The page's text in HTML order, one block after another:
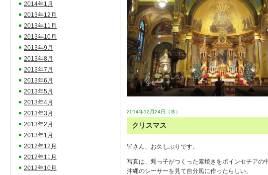
2014年12月24日（水）
クリスマス
皆さん、お久しぶりです。
写真は、甥っ子がつくった素焼きをポインセチアの
沖縄のシーサーを見て自分風に作ったらしい。
2014年1月
2013年12月
2013年11月
2013年10月
2013年9月
2013年8月
2013年7月
2013年6月
2013年5月
2013年4月
2013年3月
2013年2月
2013年1月
2012年12月
2012年11月
2012年10月